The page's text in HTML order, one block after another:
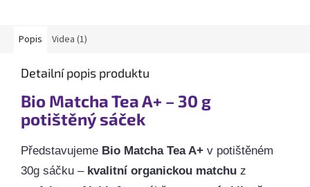
Popis Videa (1)
Detailní popis produktu
Bio Matcha Tea A+ – 30 g
potištěný sáček
Představujeme Bio Matcha Tea A+ v potištěném
30g sáčku – kvalitní organickou matchu z